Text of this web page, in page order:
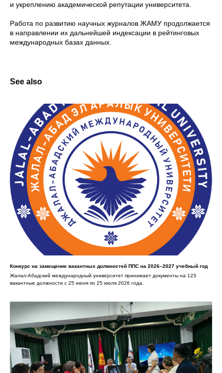
и укреплению академической репутации университета.
Работа по развитию научных журналов ЖАМУ продолжается
в направлении их дальнейшей индексации в рейтинговых
международных базах данных.
See also
Конкурс на замещение вакантных должностей ППС на 2026–2027 учебный год
Жалал-Абадский международный университет принимает документы на 123
вакантные должности с 25 июня по 25 июля 2026 года.